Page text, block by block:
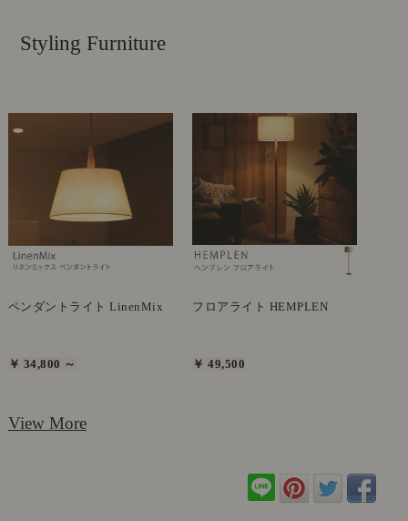
Styling Furniture
ペンダントライト LinenMix
￥ 34,800 ～
フロアライト HEMPLEN
￥ 49,500
View More